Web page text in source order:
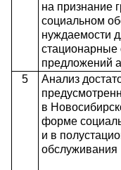
на признание
социальном
нуждаемости
стационарные
предложений
5
Анализ
в
форме
и в
обслуживания